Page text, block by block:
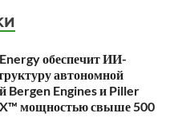
обеспечит ИИ-
автономной
Bergen Engines и Piller
мощностью свыше 500